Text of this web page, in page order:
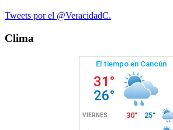
Tweets por el @VeracidadC.
Clima